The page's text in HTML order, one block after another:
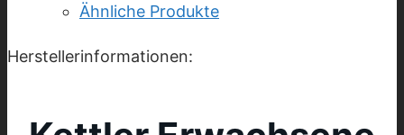
Ähnliche Produkte
Herstellerinformationen: